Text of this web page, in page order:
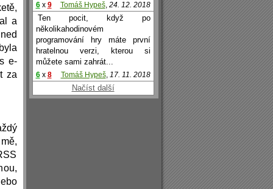
a
e-
za
6x 9 Tomáš Hypeš, 24. 12. 2018
Ten pocit, když po
několikahodinovém
programování hry máte první
hratelnou verzi, kterou si
můžete sami zahrát...
6x 8 Tomáš Hypeš, 17. 11. 2018
Načíst další